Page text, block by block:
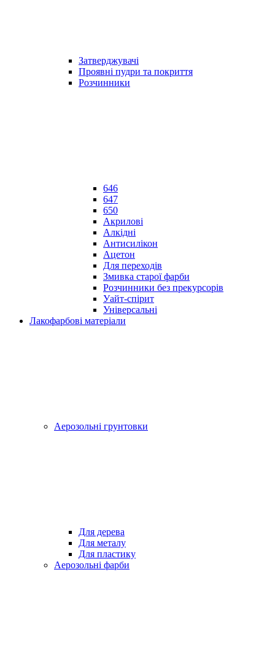
Затверджувачі
Проявні пудри та покриття
Розчинники
646
647
650
Акрилові
Алкідні
Антисилікон
Ацетон
Для переходів
Змивка старої фарби
Розчинники без прекурсорів
Уайт-спірит
Універсальні
Лакофарбові матеріали
Аерозольні грунтовки
Для дерева
Для металу
Для пластику
Аерозольні фарби